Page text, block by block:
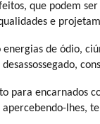
que podem
e
de ódio,
para encarnados
apercebendo-lhes,